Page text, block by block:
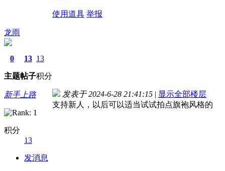
使用道具 举报
龙雨
0
主题
13
帖子
13
积分
新手上路
积分
13
发消息
发表于 2024-6-28 21:41:15 | 显示全部楼层
支持新人，以后可以适当试试拍点旗袍风格的